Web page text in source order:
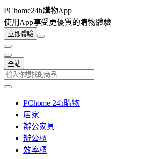
PChome24h購物App
使用App享受更優質的購物體驗
立即體驗
全站
PChome 24h購物
居家
辦公家具
辦公櫃
效率櫃